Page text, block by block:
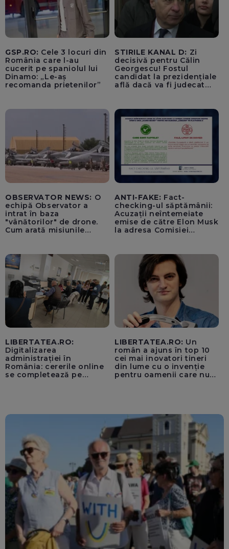
GSP.RO: Cele 3 locuri din
România care l-au
cucerit pe spaniolul lui
Dinamo: „Le-aș
recomanda prietenilor”
STIRILE KANAL D: Zi
decisivă pentru Călin
Georgescu! Fostul
candidat la prezidențiale
află dacă va fi judecat
OBSERVATOR NEWS: O
echipă Observator a
intrat în baza
"vânătorilor" de drone.
Cum arată misiunile
ANTI-FAKE: Fact-
checking-ul săptămânii:
Acuzații neîntemeiate
emise de către Elon Musk
la adresa Comisiei
pentru instaurarea
„cenzurii” pe platforma X
LIBERTATEA.RO:
Digitalizarea
administrației în
România: cererile online
se completează pe
LIBERTATEA.RO: Un
român a ajuns în top 10
cei mai inovatori tineri
din lume cu o invenție
pentru oamenii care nu